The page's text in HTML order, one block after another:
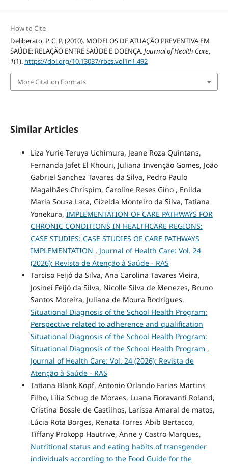
How to Cite
Deliberato, P. C. P. (2010). MODELOS DE ATUAÇÃO PREVENTIVA EM
SAÚDE: RELAÇÃO ENTRE SAÚDE E DOENÇA.Journal of Health Care,
1(1). https://doi.org/10.13037/rbcs.vol1n1.492
More Citation Formats
Similar Articles
Liza Yurie Teruya Uchimura, Jeane Roza Quintans,
Fernanda Jafet El Khouri, Juliana Invenção Gomes, João
Gabriel Sanchez Tavares da Silva, Pedro Paulo
Magalhães Chrispim, Caroline Reses Gino , Enilda
Maria Sousa Lara, Gizelda Monteiro da Silva, Tatiana
Yonekura, IMPLEMENTATION OF CARE PATHWAYS FOR
CHRONIC CONDITIONS IN HEALTHCARE REGIONS:
CASE STUDIES: CASE STUDIES OF CARE PATHWAYS
IMPLEMENTATION , Journal of Health Care: Vol. 24
(2026): Revista de Atenção à Saúde - RAS
Tarciso Feijó da Silva, Ana Carolina Tavares Vieira,
Josinei Feijó da Silva, Nicolle Silva de Menezes, Bruno
Santos Moreira, Juliana de Moura Rodrigues,
Situational Diagnosis of the School Health Program:
Perspective related to adherence and qualification
Situational Diagnosis of the School Health Program:
Situational Diagnosis of the School Health Program ,
Journal of Health Care: Vol. 24 (2026): Revista de
Atenção à Saúde - RAS
Tatiana Blank Kopf, Antonio Orlando Farias Martins
Filho, Lilia Schug de Moraes, Luana Fioravanti Roland,
Cristina Bossle de Castilhos, Larissa Amaral de matos,
Lúcia Rota Borges, Renata Torres Abib Bertacco,
Tiffany Prokopp Hautrive, Anne y Castro Marques,
Nutritional status and eating habits of transgender
individuals according to the Food Guide for the